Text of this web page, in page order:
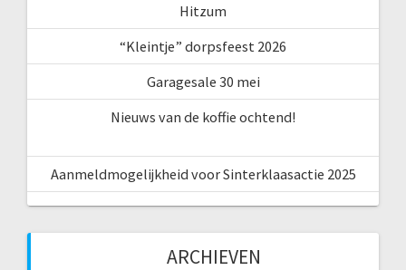
Hitzum
“Kleintje” dorpsfeest 2026
Garagesale 30 mei
Nieuws van de koffie ochtend!
Aanmeldmogelijkheid voor Sinterklaasactie 2025
ARCHIEVEN